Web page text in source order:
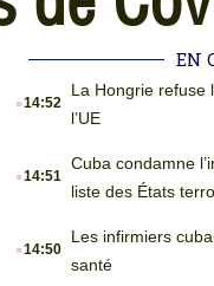
EN
.14:52
La Hongrie refuse
l’UE
.14:51
Cuba condamne
liste des États
.14:50
Les infirmiers
santé